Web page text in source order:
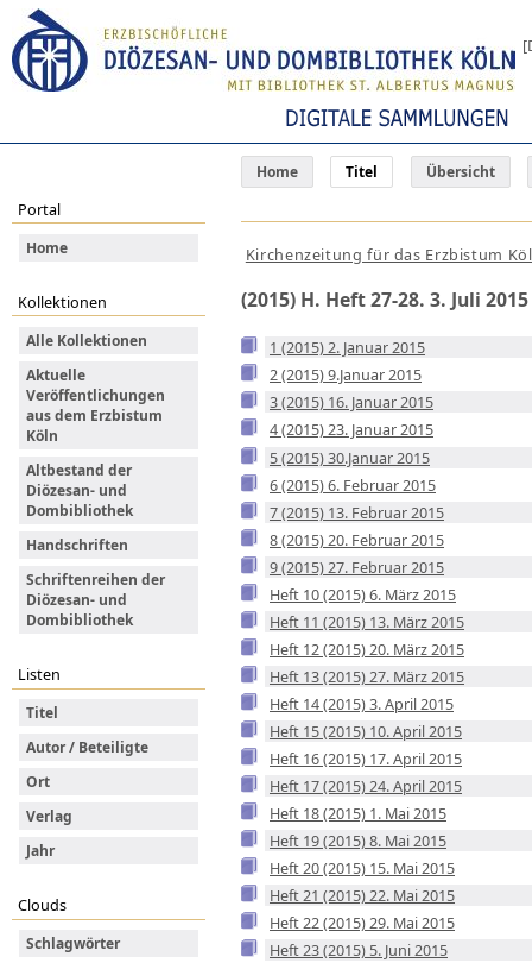
Home Titel Übersicht
Portal
Home
Kollektionen
Alle Kollektionen
Aktuelle
Veröffentlichungen
aus dem Erzbistum
Köln
Altbestand der
Diözesan- und
Dombibliothek
Handschriften
Schriftenreihen der
Diözesan- und
Dombibliothek
Listen
Titel
Autor / Beteiligte
Ort
Verlag
Jahr
Clouds
Schlagwörter
Kirchenzeitung für das Erzbistum
(2015) H. Heft 27-28. 3. Juli 2015
1 (2015) 2. Januar 2015
2 (2015) 9.Januar 2015
3 (2015) 16. Januar 2015
4 (2015) 23. Januar 2015
5 (2015) 30.Januar 2015
6 (2015) 6. Februar 2015
7 (2015) 13. Februar 2015
8 (2015) 20. Februar 2015
9 (2015) 27. Februar 2015
Heft 10 (2015) 6. März 2015
Heft 11 (2015) 13. März 2015
Heft 12 (2015) 20. März 2015
Heft 13 (2015) 27. März 2015
Heft 14 (2015) 3. April 2015
Heft 15 (2015) 10. April 2015
Heft 16 (2015) 17. April 2015
Heft 17 (2015) 24. April 2015
Heft 18 (2015) 1. Mai 2015
Heft 19 (2015) 8. Mai 2015
Heft 20 (2015) 15. Mai 2015
Heft 21 (2015) 22. Mai 2015
Heft 22 (2015) 29. Mai 2015
Heft 23 (2015) 5. Juni 2015